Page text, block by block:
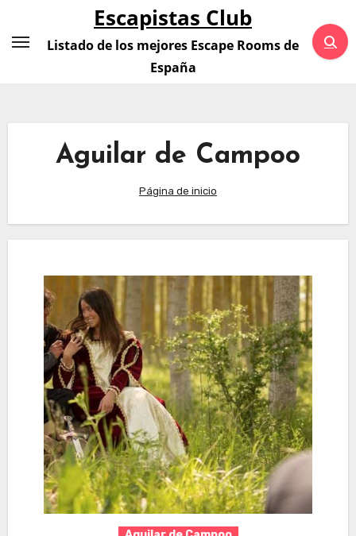
contenido
Escapistas Club
Listado de los mejores Escape Rooms de
España
Aguilar de Campoo
Página de inicio